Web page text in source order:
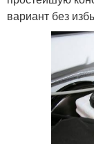
вариант без